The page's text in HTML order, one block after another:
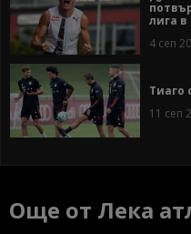
лига
4 сеп
Тиаго
11 сеп
Още от Лека